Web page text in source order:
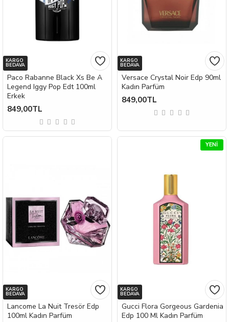
KARGO
BEDAVA
Paco Rabanne Black Xs Be A
Legend Iggy Pop Edt 100ml
Erkek
849,00TL
KARGO
BEDAVA
Versace Crystal Noir Edp 90ml
Kadın Parfüm
849,00TL
KARGO
BEDAVA
Lancome La Nuit Tresör Edp
100ml Kadın Parfüm
YENI
KARGO
BEDAVA
Gucci Flora Gorgeous Gardenia
Edp 100 Ml Kadın Parfüm